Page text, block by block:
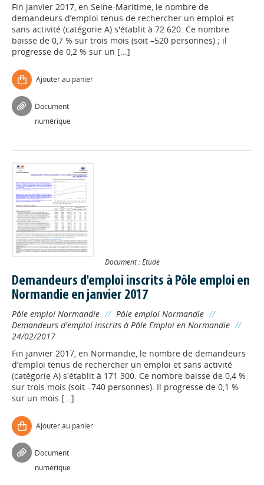
Fin janvier 2017, en Seine-Maritime, le nombre de
demandeurs d’emploi tenus de rechercher un emploi et
sans activité (catégorie A) s'établit à 72 620. Ce nombre
baisse de 0,7 % sur trois mois (soit –520 personnes) ; il
progresse de 0,2 % sur un [...]
Ajouter au panier
Document
numérique
Document : Etude
Demandeurs d'emploi inscrits à Pôle emploi en
Normandie en janvier 2017
Pôle emploi Normandie // Pôle emploi Normandie //
Demandeurs d'emploi inscrits à Pôle Emploi en Normandie //
24/02/2017
Fin janvier 2017, en Normandie, le nombre de demandeurs
d’emploi tenus de rechercher un emploi et sans activité
(catégorie A) s'établit à 171 300. Ce nombre baisse de 0,4 %
sur trois mois (soit –740 personnes). Il progresse de 0,1 %
sur un mois [...]
Ajouter au panier
Document
numérique